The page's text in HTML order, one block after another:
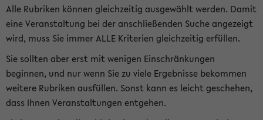
Alle Rubriken können gleichzeitig ausgewählt werden. Damit
eine Veranstaltung bei der anschließenden Suche angezeigt
wird, muss Sie immer ALLE Kriterien gleichzeitig erfüllen.
Sie sollten aber erst mit wenigen Einschränkungen
beginnen, und nur wenn Sie zu viele Ergebnisse bekommen
weitere Rubriken ausfüllen. Sonst kann es leicht geschehen,
dass Ihnen Veranstaltungen entgehen.